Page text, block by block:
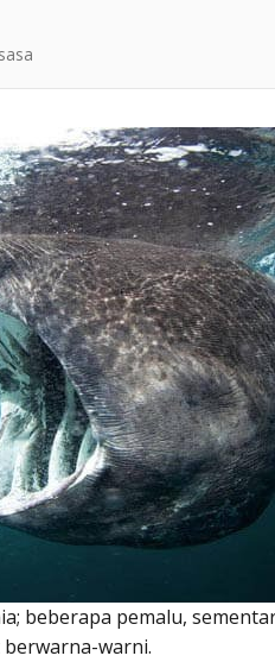
beberapa pemalu,
warni.